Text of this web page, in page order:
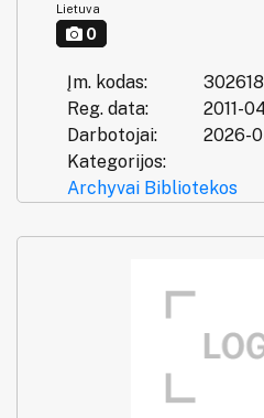
Lietuva
0
Įm. kodas:
Reg. data:
2011-
Darbotojai:
2026-
Kategorijos:
Archyvai Bibliotekos